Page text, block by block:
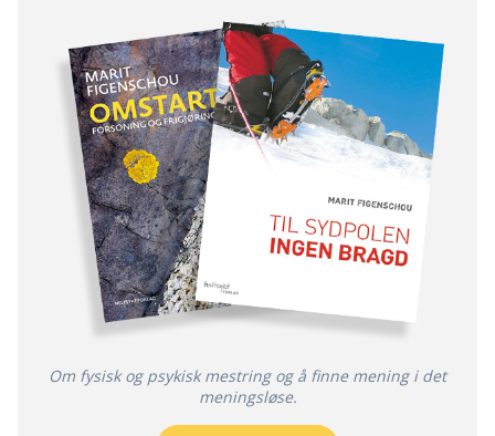
Om fysisk og psykisk mestring og å finne mening i det
meningsløse.